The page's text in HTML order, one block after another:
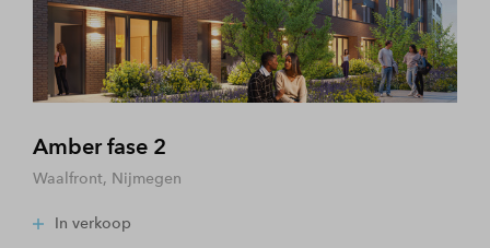
Amber fase 2
Waalfront, Nijmegen
In verkoop